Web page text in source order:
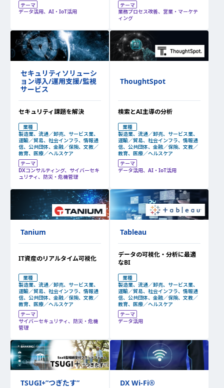
テーマ
データ活用、AI・IoT活用
テーマ
業務プロセス改善、営業・マーケテ
ィング
セキュリティソリューシ
ョン導入/運用支援/監視
サービス
セキュリティ課題を解決
業種
製造業、流通／卸売、サービス業、
運輸／貿易、社会インフラ、情報通
信、公共団体、金融／保険、文教／
教育、医療／ヘルスケア
テーマ
DXコンサルティング、サイバーセキ
ュリティ、防災・危機管理
ThoughtSpot
検索とAI主導の分析
業種
製造業、流通／卸売、サービス業、
運輸／貿易、社会インフラ、情報通
信、公共団体、金融／保険、文教／
教育、医療／ヘルスケア
テーマ
データ活用、AI・IoT活用
Tanium
IT資産のリアルタイム可視化
業種
製造業、流通／卸売、サービス業、
運輸／貿易、社会インフラ、情報通
信、公共団体、金融／保険、文教／
教育、医療／ヘルスケア
テーマ
サイバーセキュリティ、防災・危機
管理
Tableau
データの可視化・分析に最適
なBI
業種
製造業、流通／卸売、サービス業、
運輸／貿易、社会インフラ、情報通
信、公共団体、金融／保険、文教／
教育、医療／ヘルスケア
テーマ
データ活用
TSUGI+”つぎたす” DX Wi-Fi®